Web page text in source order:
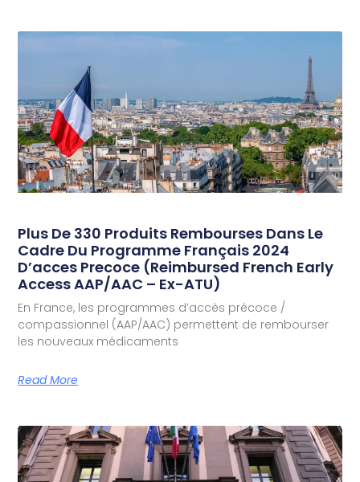
Plus De 330 Produits Rembourses Dans Le
Cadre Du Programme Français 2024
D’acces Precoce (reimbursed French Early
Access AAP/AAC – Ex-ATU)
En France, les programmes d’accès précoce /
compassionnel (AAP/AAC) permettent de rembourser
les nouveaux médicaments
Read More